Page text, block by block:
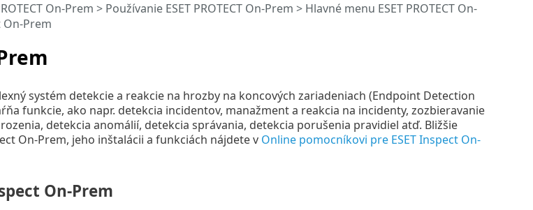
On-Prem > Používanie ESET PROTECT On-Prem > Hlavné menu ESET PROTECT On-
On-Prem
systém detekcie a reakcie na hrozby na koncových zariadeniach (Endpoint Detection
funkcie, ako napr. detekcia incidentov, manažment a reakcia na incidenty, zozbieravanie
detekcia anomálií, detekcia správania, detekcia porušenia pravidiel atď. Bližšie
On-Prem, jeho inštalácii a funkciách nájdete v Online pomocníkovi pre ESET Inspect On-
On-Prem